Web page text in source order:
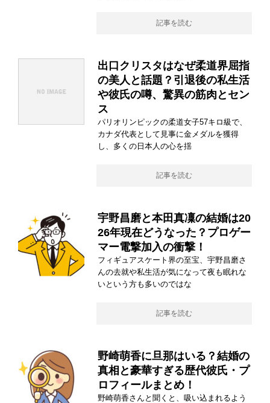
記事を読む
出口クリスタはなぜ柔道界屈指
の美人と話題？引退後の私生活
や彼氏の噂、驚異の筋肉とセン
ス
パリオリンピックの柔道女子57キロ級で、
カナダ代表として見事に金メダルを獲得
し、多くの日本人の心を揺
記事を読む
宇野昌磨と本田真凜の結婚は20
26年現在どうなった？プロゲー
マー電撃加入の衝撃！
フィギュアスケート界の至宝、宇野昌磨さ
んの去就や私生活が気になって夜も眠れな
いという方も多いのではな
記事を読む
野崎萌香に旦那はいる？結婚の
真相と豪華すぎる歴代彼氏・プ
ロフィールまとめ！
野崎萌香さんと聞くと、吸い込まれるよう